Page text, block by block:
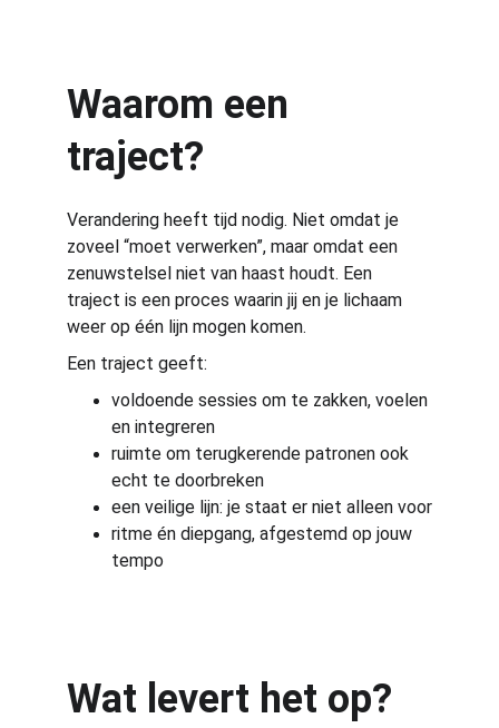
Waarom een
traject?
Verandering heeft tijd nodig. Niet omdat je
zoveel “moet verwerken”, maar omdat een
zenuwstelsel niet van haast houdt. Een
traject is een proces waarin jij en je lichaam
weer op één lijn mogen komen.
Een traject geeft:
voldoende sessies om te zakken, voelen
en integreren
ruimte om terugkerende patronen ook
echt te doorbreken
een veilige lijn: je staat er niet alleen voor
ritme én diepgang, afgestemd op jouw
tempo
Wat levert het op?